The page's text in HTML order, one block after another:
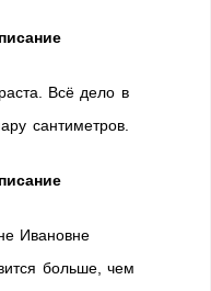
Всё дело в
сантиметров.
Ивановне
больше, чем